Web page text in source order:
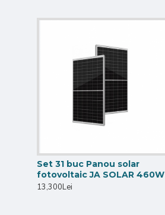
Set 31 buc Panou solar
fotovoltaic JA SOLAR 460W
13,300Lei